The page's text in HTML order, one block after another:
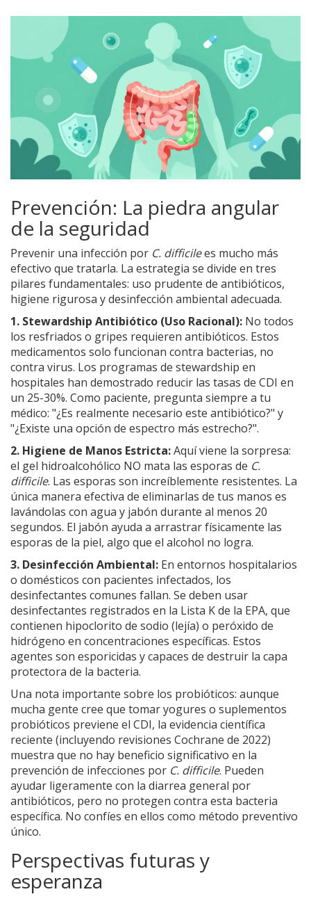
Prevención: La piedra angular
de la seguridad
Prevenir una infección por C. difficilees mucho más
efectivo que tratarla. La estrategia se divide en tres
pilares fundamentales: uso prudente de antibióticos,
higiene rigurosa y desinfección ambiental adecuada.
1. Stewardship Antibiótico (Uso Racional): No todos
los resfriados o gripes requieren antibióticos. Estos
medicamentos solo funcionan contra bacterias, no
contra virus. Los programas de stewardship en
hospitales han demostrado reducir las tasas de CDI en
un 25-30%. Como paciente, pregunta siempre a tu
médico: "¿Es realmente necesario este antibiótico?" y
"¿Existe una opción de espectro más estrecho?".
2. Higiene de Manos Estricta:Aquí viene la sorpresa:
el gel hidroalcohólico NO mata las esporas de C.
difficile. Las esporas son increíblemente resistentes. La
única manera efectiva de eliminarlas de tus manos es
lavándolas con agua y jabón durante al menos 20
segundos. El jabón ayuda a arrastrar físicamente las
esporas de la piel, algo que el alcohol no logra.
3. Desinfección Ambiental: En entornos hospitalarios
o domésticos con pacientes infectados, los
desinfectantes comunes fallan. Se deben usar
desinfectantes registrados en la Lista K de la EPA, que
contienen hipoclorito de sodio (lejía) o peróxido de
hidrógeno en concentraciones específicas. Estos
agentes son esporicidas y capaces de destruir la capa
protectora de la bacteria.
Una nota importante sobre los probióticos: aunque
mucha gente cree que tomar yogures o suplementos
probióticos previene el CDI, la evidencia científica
reciente (incluyendo revisiones Cochrane de 2022)
muestra que no hay beneficio significativo en la
prevención de infecciones por C. difficile. Pueden
ayudar ligeramente con la diarrea general por
antibióticos, pero no protegen contra esta bacteria
específica. No confíes en ellos como método preventivo
único.
Perspectivas futuras y
esperanza